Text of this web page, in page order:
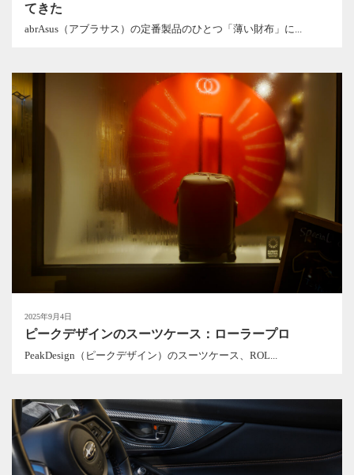
てきた
abrAsus（アブラサス）の定番製品のひとつ「薄い財布」に...
2025年9月4日
ピークデザインのスーツケース：ローラープロ
PeakDesign（ピークデザイン）のスーツケース、ROL...